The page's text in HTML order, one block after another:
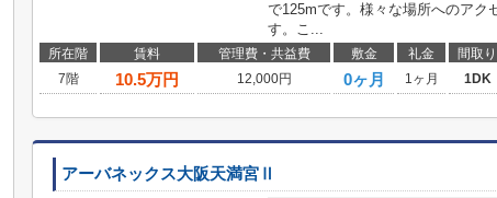
で125mです。様々な場所へのアク
す。こ...
所在階 賃料 管理費・共益費 敷金 礼金 間取り
7階
10.5万円 12,000円 0ヶ月 1ヶ月 1DK
アーバネックス大阪天満宮Ⅱ